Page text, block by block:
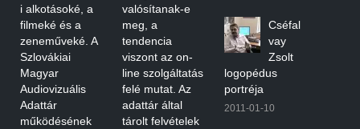
i alkotásoké, a
filmeké és a
zeneműveké. A
Szlovákiai
Magyar
Audiovizuális
Adattár
működésének
valósítanak-e
meg, a
tendencia
viszont az on-
line szolgáltatás
felé mutat. Az
adattár által
tárolt felvételek
Cséfal
vay
Zsolt
logopédus
portréja
2011-01-10